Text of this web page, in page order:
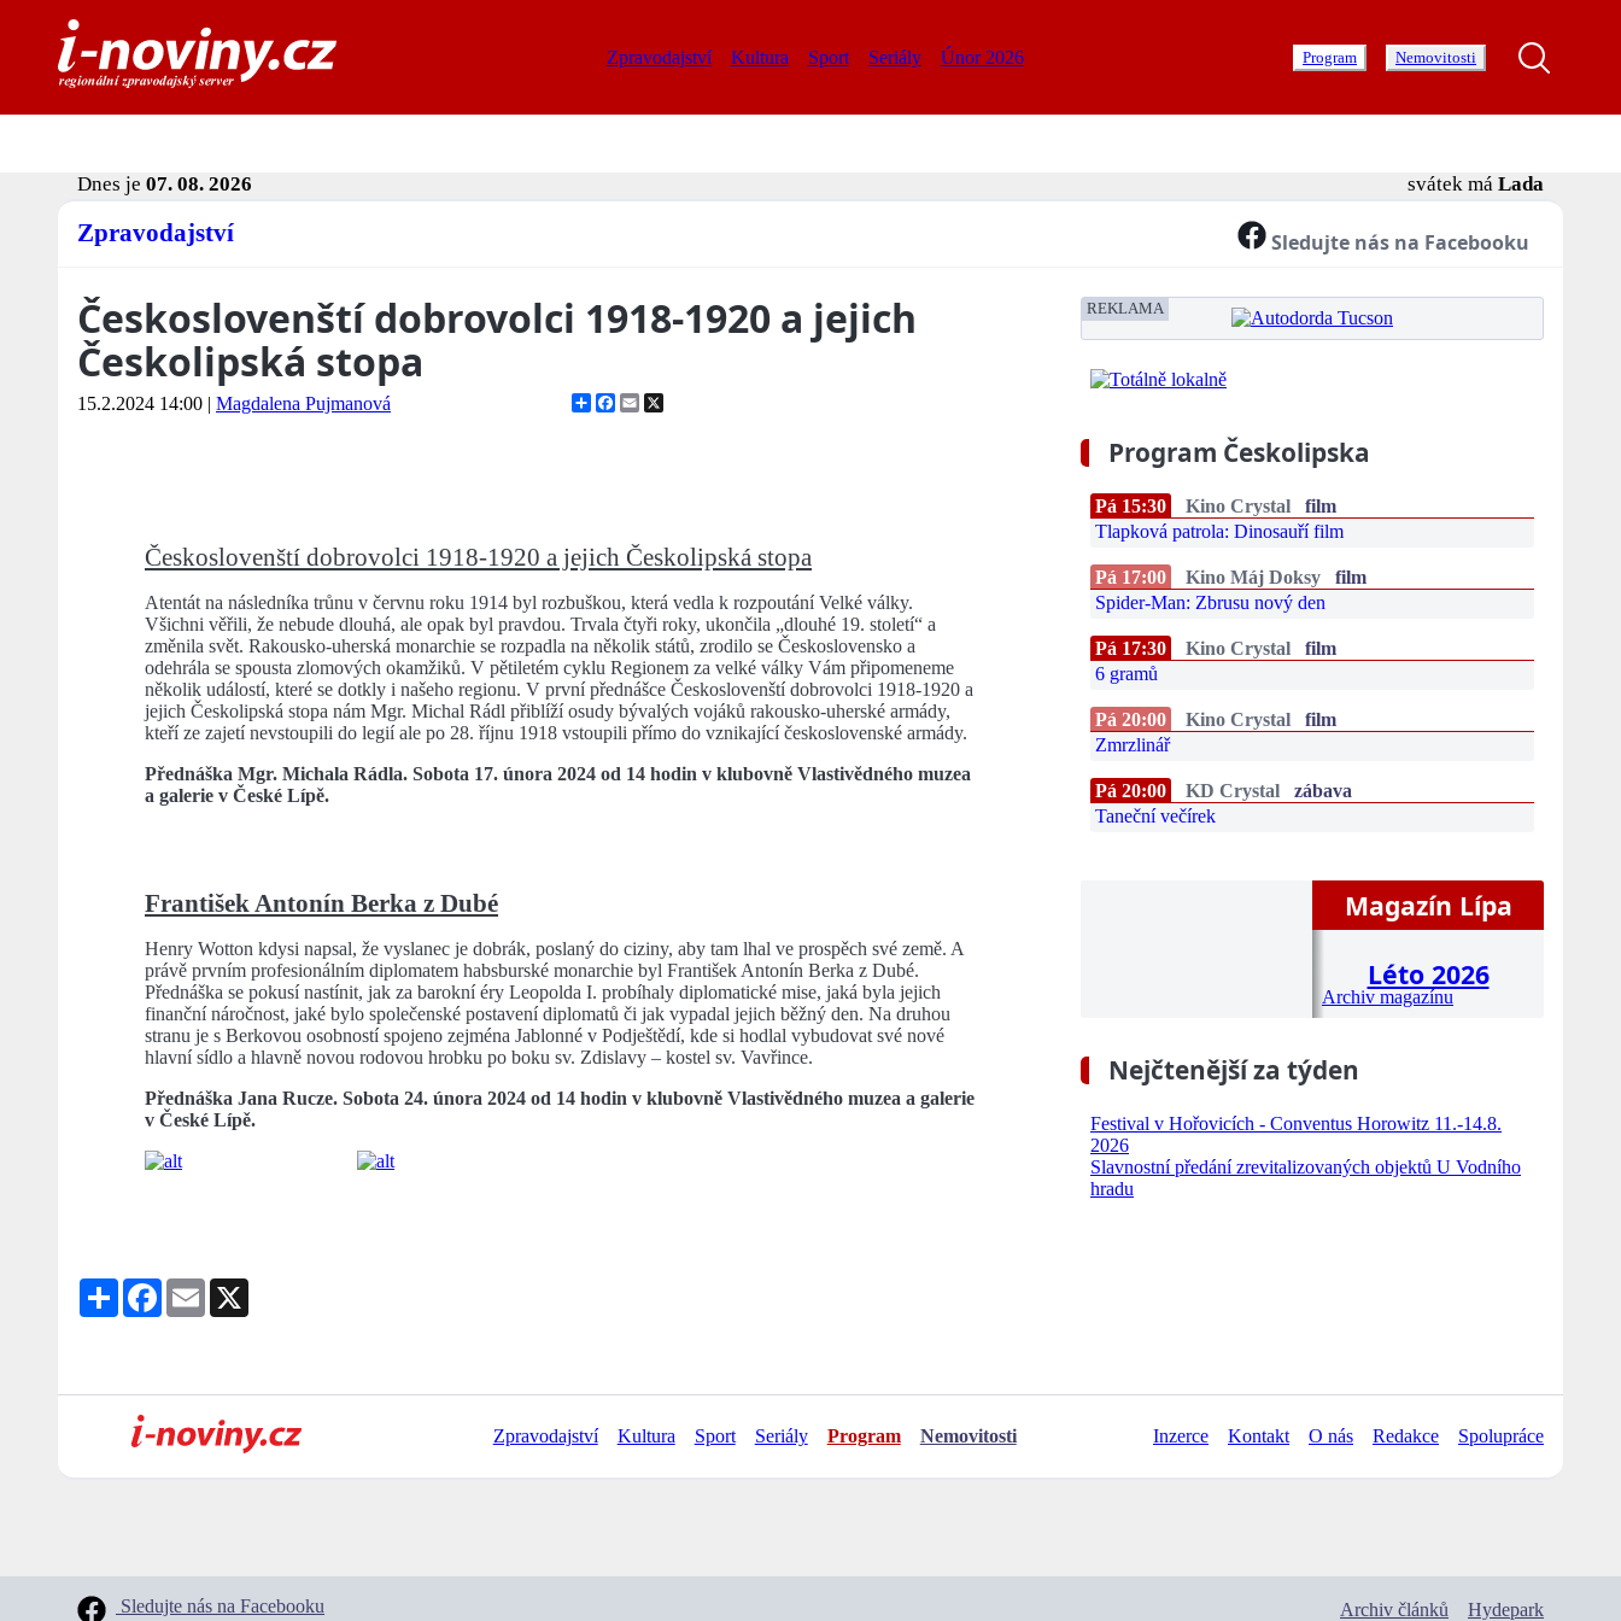
Zpravodajství Kultura Sport Seriály Únor 2026 Program Nemovitosti
Dnes je 07. 08. 2026 svátek má Lada
Zpravodajství Sledujte nás na Facebooku
Českoslovenští dobrovolci 1918-1920 a jejich
Českolipská stopa
15.2.2024 14:00 | Magdalena Pujmanová ShareFacebook
Email
Českoslovenští dobrovolci 1918-1920 a jejich Českolipská stopa
Atentát na následníka trůnu v červnu roku 1914 byl rozbuškou, která vedla k rozpoutání Velké války.
Všichni věřili, že nebude dlouhá, ale opak byl pravdou. Trvala čtyři roky, ukončila „dlouhé 19. století“ a
změnila svět. Rakousko-uherská monarchie se rozpadla na několik států, zrodilo se Československo a
odehrála se spousta zlomových okamžiků. V pětiletém cyklu Regionem za velké války Vám připomeneme
několik událostí, které se dotkly i našeho regionu. V první přednášce Českoslovenští dobrovolci 1918-1920 a
jejich Českolipská stopa nám Mgr. Michal Rádl přiblíží osudy bývalých vojáků rakousko-uherské armády,
kteří ze zajetí nevstoupili do legií ale po 28. říjnu 1918 vstoupili přímo do vznikající československé armády.
Přednáška Mgr. Michala Rádla. Sobota 17. února 2024 od 14 hodin v klubovně Vlastivědného muzea
a galerie v České Lípě.
František Antonín Berka z Dubé
Henry Wotton kdysi napsal, že vyslanec je dobrák, poslaný do ciziny, aby tam lhal ve prospěch své země. A
právě prvním profesionálním diplomatem habsburské monarchie byl František Antonín Berka z Dubé.
Přednáška se pokusí nastínit, jak za barokní éry Leopolda I. probíhaly diplomatické mise, jaká byla jejich
finanční náročnost, jaké bylo společenské postavení diplomatů či jak vypadal jejich běžný den. Na druhou
stranu je s Berkovou osobností spojeno zejména Jablonné v Podještědí, kde si hodlal vybudovat své nové
hlavní sídlo a hlavně novou rodovou hrobku po boku sv. Zdislavy – kostel sv. Vavřince.
Přednáška Jana Rucze. Sobota 24. února 2024 od 14 hodin v klubovně Vlastivědného muzea a galerie
v České Lípě.
Share Facebook
Email
REKLAMA
Program Českolipska
Pá 15:30 Kino Crystal
film
Tlapková patrola: Dinosauří film
Pá 17:00 Kino Máj Doksy
film
Spider-Man: Zbrusu nový den
Pá 17:30 Kino Crystal
film
6 gramů
Pá 20:00 Kino Crystal
film
Zmrzlinář
Pá 20:00 KD Crystal
zábava
Taneční večírek
Magazín Lípa
Léto 2026
Archiv magazínu
Nejčtenější za týden
Festival v Hořovicích - Conventus Horowitz 11.-14.8.
2026
Slavnostní předání zrevitalizovaných objektů U Vodního
hradu
Zpravodajství Kultura Sport Seriály Program Nemovitosti Inzerce Kontakt O nás Redakce Spolupráce
Sledujte nás na Facebooku Archiv článků Hydepark